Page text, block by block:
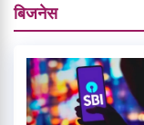
बिजनेस